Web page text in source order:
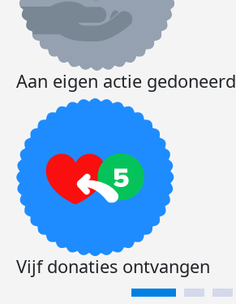
Aan eigen actie gedoneerd
Vijf donaties ontvangen